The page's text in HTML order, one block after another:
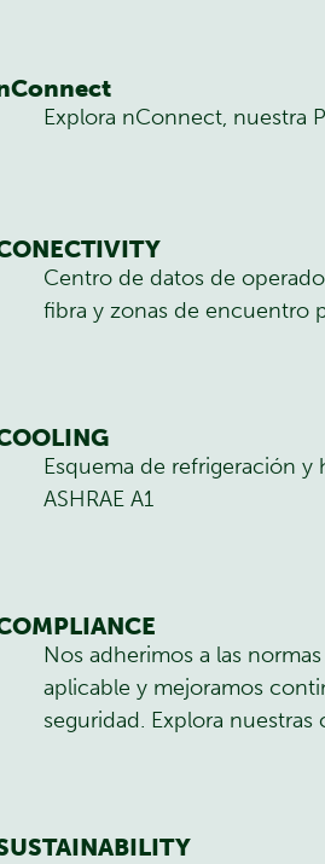
Explora nConnect, nuestra
Centro de datos de
fibra y zonas de encuentro
Esquema de refrigeración
ASHRAE A1
Nos adherimos a las
aplicable y mejoramos
seguridad. Explora